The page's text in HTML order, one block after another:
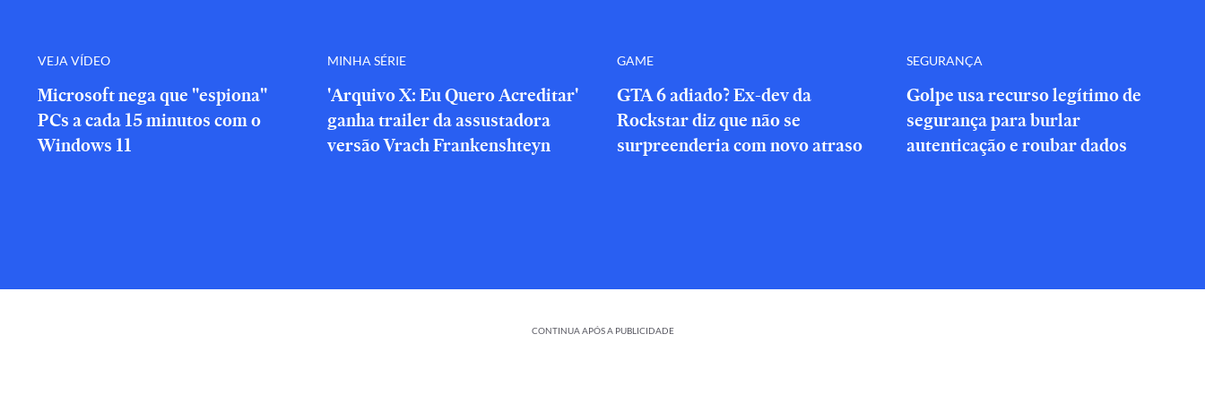
VEJA VÍDEO
Microsoft nega que "espiona"
PCs a cada 15 minutos com o
Windows 11
MINHA SÉRIE
'Arquivo X: Eu Quero Acreditar'
ganha trailer da assustadora
versão Vrach Frankenshteyn
GAME
GTA 6 adiado? Ex-dev da
Rockstar diz que não se
surpreenderia com novo atraso
SEGURANÇA
Golpe usa recurso legítimo de
segurança para burlar
autenticação e roubar dados
CONTINUA APÓS A PUBLICIDADE